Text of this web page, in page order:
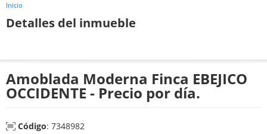
Inicio
Detalles del inmueble
Amoblada Moderna Finca EBEJICO
OCCIDENTE - Precio por día.
Código: 7348982